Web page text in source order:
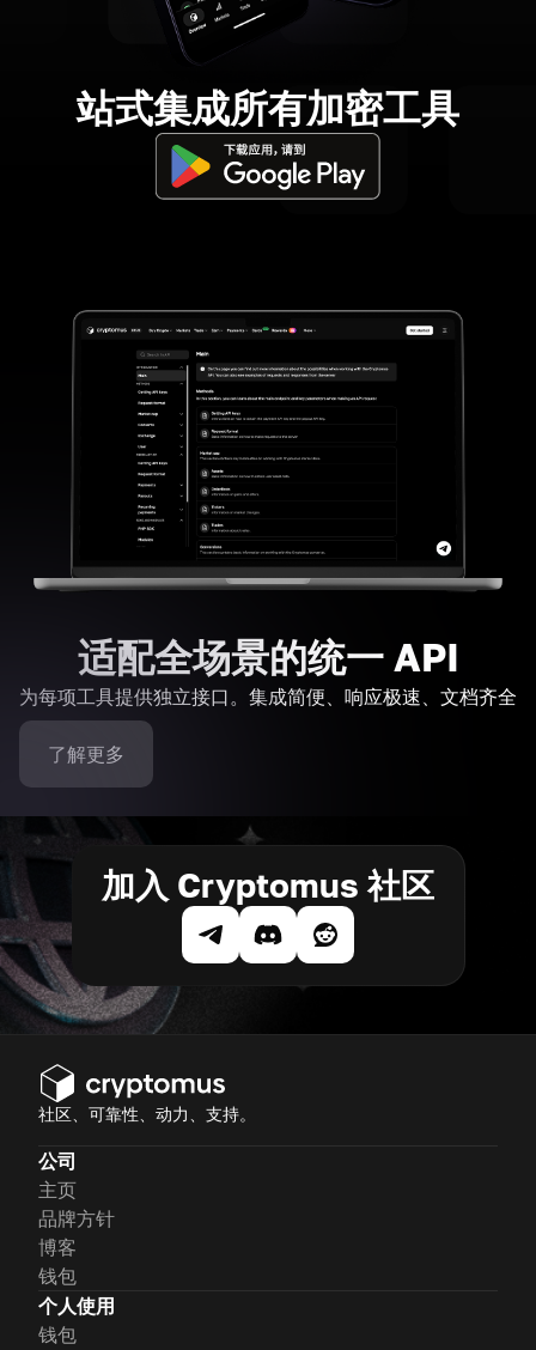
站式集成所有加密工具
适配全场景的统一 API
为每项工具提供独立接口。集成简便、响应极速、文档齐全
了解更多
加入 Cryptomus 社区
社区、可靠性、动力、支持。
公司
主页
品牌方针
博客
钱包
个人使用
钱包